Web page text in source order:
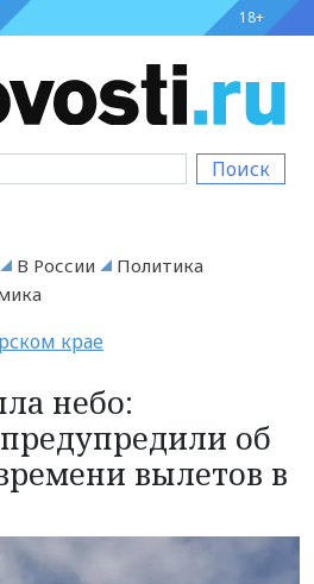
18+
Поиск
В России
Политика
крае
небо:
об
вылетов в